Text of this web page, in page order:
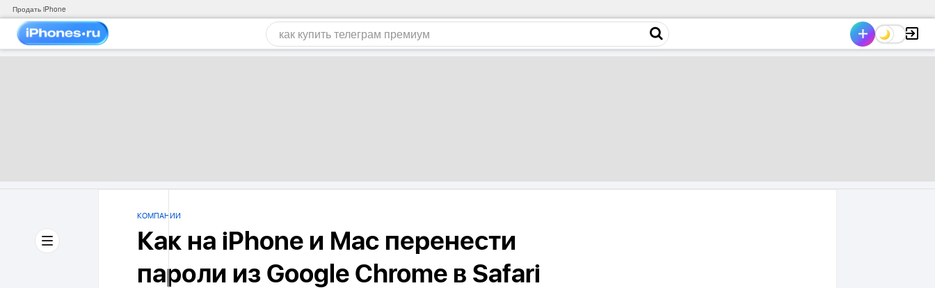
Продать iPhone
КОМПАНИИ
Как на iPhone и Mac перенести
пароли из Google Chrome в Safari